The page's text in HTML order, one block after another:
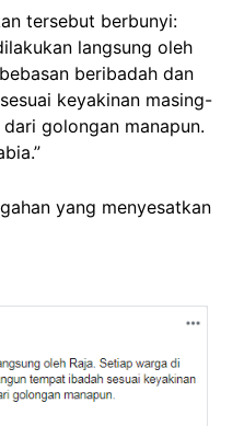
tersebut berbunyi:
langsung oleh
beribadah dan
keyakinan masing-
golongan manapun.
yang menyesatkan